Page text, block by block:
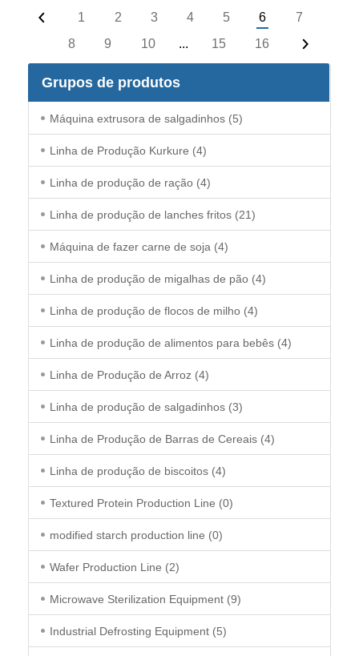
1 2 3 4 5 6
7
8
9 10 ... 15 16
Grupos de produtos
Máquina extrusora de salgadinhos (5)
Linha de Produção Kurkure (4)
Linha de produção de ração (4)
Linha de produção de lanches fritos (21)
Máquina de fazer carne de soja (4)
Linha de produção de migalhas de pão (4)
Linha de produção de flocos de milho (4)
Linha de produção de alimentos para bebês (4)
Linha de Produção de Arroz (4)
Linha de produção de salgadinhos (3)
Linha de Produção de Barras de Cereais (4)
Linha de produção de biscoitos (4)
Textured Protein Production Line (0)
modified starch production line (0)
Wafer Production Line (2)
Microwave Sterilization Equipment (9)
Industrial Defrosting Equipment (5)